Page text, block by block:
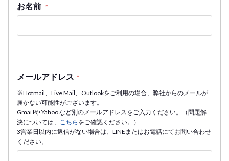
お名前 *
メールアドレス *
※Hotmail、Live Mail、Outlookをご利用の場合、弊社からのメールが
届かない可能性がございます。
Gmai lや Yahoo など別のメールアドレスをご入力ください。（問題解
決については、
こちら をご確認ください。）
3営業日以内に返信がない場合は、LINEまたはお電話にてお問い合わせ
ください。